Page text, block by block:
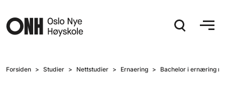
Forsiden Studier Nettstudier Ernaering Bachelor i ernæring